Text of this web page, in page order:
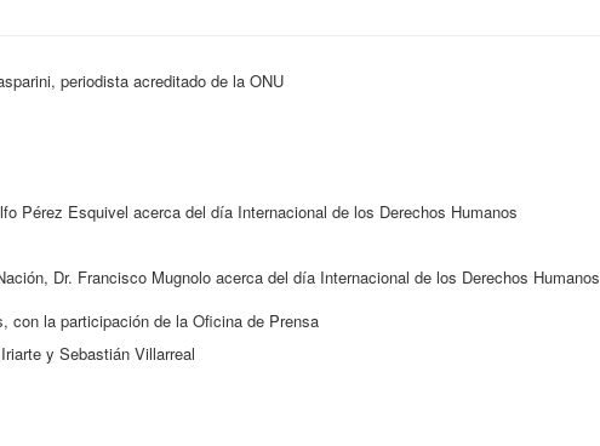
periodista acreditado de la ONU
Pérez Esquivel acerca del día Internacional de los Derechos Humanos
Dr. Francisco Mugnolo acerca del día Internacional de los Derechos Humanos
con la participación de la Oficina de Prensa
y Sebastián Villarreal